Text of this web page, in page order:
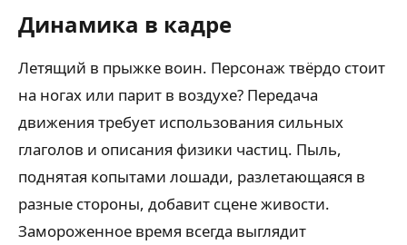
Динамика в кадре
Летящий в прыжке воин. Персонаж твёрдо стоит
на ногах или парит в воздухе? Передача
движения требует использования сильных
глаголов и описания физики частиц. Пыль,
поднятая копытами лошади, разлетающаяся в
разные стороны, добавит сцене живости.
Замороженное время всегда выглядит